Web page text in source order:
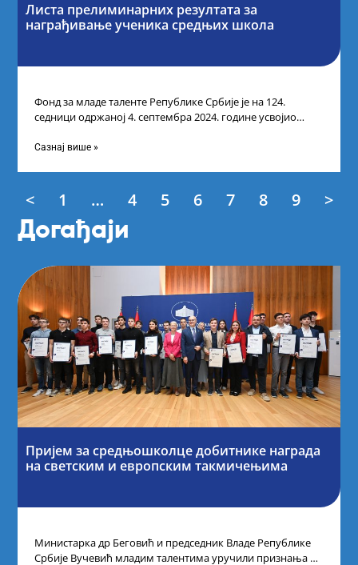
Листа прелиминарних резултата за
награђивање ученика средњих школа
Фонд за младе таленте Републике Србије је на 124.
седници одржаној 4. септембра 2024. године усвојио
Сазнај више »
< 1 … 4 5 6 7 8 9 >
Догађаји
Пријем за средњошколце добитнике награда
на светским и европским такмичењима
Министарка др Беговић и председник Владе Републике
Србије Вучевић младим талентима уручили признања У